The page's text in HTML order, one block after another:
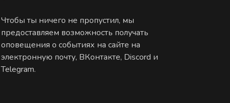
Чтобы ты ничего не пропустил, мы
предоставляем возможность получать
оповещения о событиях на сайте на
электронную почту, ВКонтакте, Discord и
Telegram.